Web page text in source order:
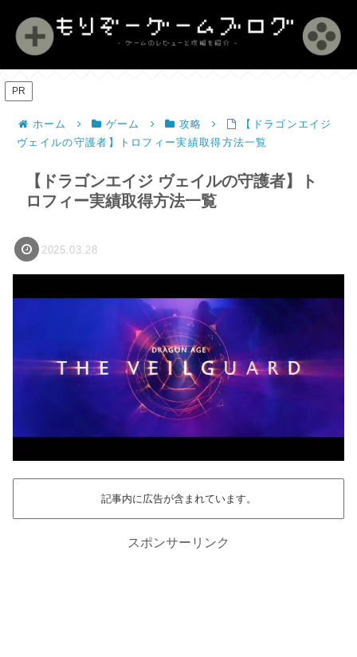
PR
ホーム ゲーム 攻略
【ドラゴンエイジ
ヴェイルの守護者】トロフィー実績取得方法一覧
【ドラゴンエイジ ヴェイルの守護者】ト
ロフィー実績取得方法一覧
2025.03.28
記事内に広告が含まれています。
スポンサーリンク